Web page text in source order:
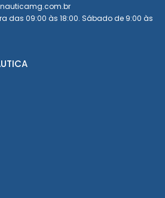
das 09:00 às 18:00. Sábado de 9:00 às